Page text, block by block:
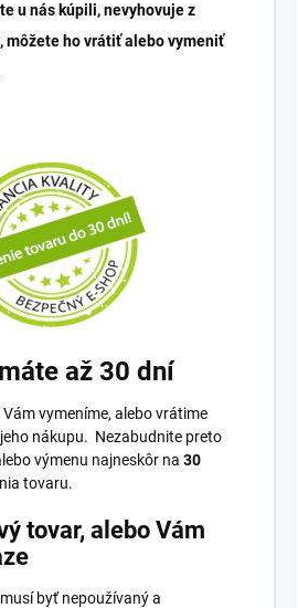
u nás kúpili, nevyhovuje z
môžete ho vrátiť alebo vymeniť
až 30 dní
vymeníme, alebo vrátime
nákupu. Nezabudnite preto
výmenu najneskôr na 30
tovaru.
tovar, alebo Vám
byť nepoužívaný a